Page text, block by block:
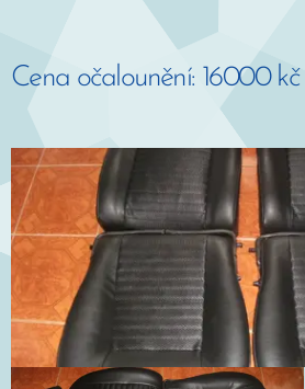
Cena očalounění: 16000 kč